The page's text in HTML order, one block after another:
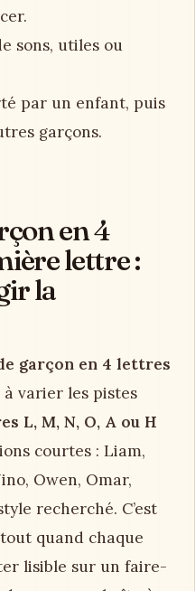
sons, utiles ou
par un enfant, puis
garçons.
en 4
lettre :
la
garçon en 4 lettres
varier les pistes
L, M, N, O, A ou H
courtes : Liam,
Owen, Omar,
recherché. C’est
quand chaque
lisible sur un faire-